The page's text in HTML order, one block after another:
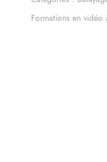
Formations en vidéo